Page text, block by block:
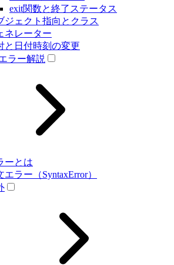
exit関数と終了ステータス
ジェクト指向とクラス
ネレーター
と日付時刻の変更
ラー解説
ーとは
エラー（SyntaxError）